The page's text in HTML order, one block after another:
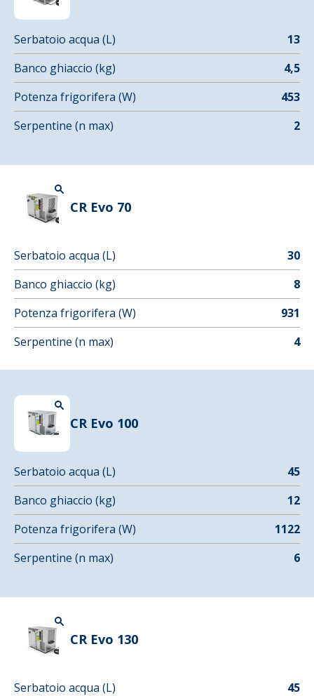
Serbatoio acqua (L)
13
Banco ghiaccio (kg)
4,5
Potenza frigorifera (W)
453
Serpentine (n max)
2
CR Evo 70
Serbatoio acqua (L)
30
Banco ghiaccio (kg)
8
Potenza frigorifera (W)
931
Serpentine (n max)
4
CR Evo 100
Serbatoio acqua (L)
45
Banco ghiaccio (kg)
12
Potenza frigorifera (W)
1122
Serpentine (n max)
6
CR Evo 130
Serbatoio acqua (L)
45